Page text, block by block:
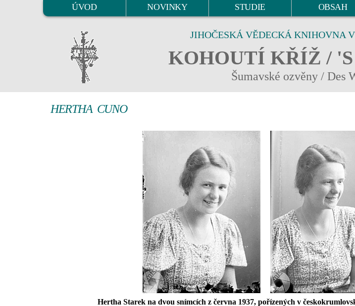
ÚVOD NOVINKY STUDIE OBSAH
JIHOČESKÁ VĚDECKÁ KNIHOVNA
KOHOUTÍ KŘÍŽ /
Šumavské ozvěny / Des
HERTHA CUNO
Hertha Starek na dvou snímcích z června 1937, pořízených v